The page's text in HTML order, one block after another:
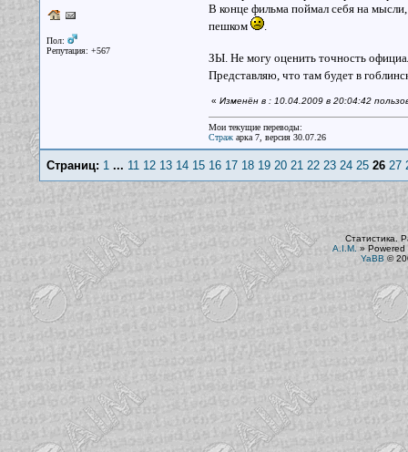
Пол:
Репутация: +567
В конце фильма поймал себя на
пешком
.
ЗЫ. Не могу оценить точность
Представляю, что там будет в
« Изменён в : 10.04.2009 в 20:04:42
Мои текущие переводы:
Стражарка 7, версия 30.07.26
Страниц: 1... 11 12 13 14 15 16 17 18 19 20 21 22 23 24 25 26 27
Статистика.
A.I.M. » Powered
YaBB ©